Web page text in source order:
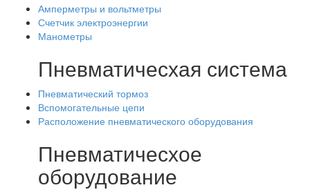
Амперметры и вольтметры
Счетчик электроэнергии
Манометры
Пневматичесхая система
Пневматический тормоз
Вспомогательные цепи
Расположение пневматического оборудования
Пневматичесхое
оборудование